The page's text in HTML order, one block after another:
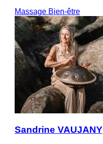
Massage Bien-être
Sandrine VAUJANY